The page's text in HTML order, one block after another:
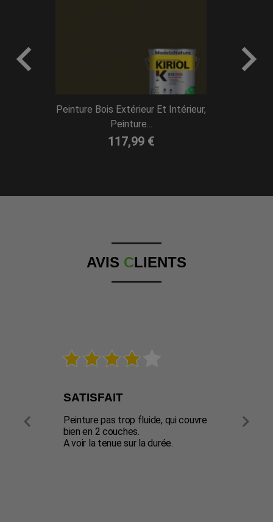

Peinture Bois Extérieur Et Intérieur,
Peinture...
117,99 €

AVIS CLIENTS

SATISFAIT
Peinture pas trop fluide, qui couvre
bien en 2 couches.
A voir la tenue sur la durée.
